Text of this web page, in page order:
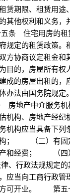
赁期限、租赁用途
其他权利和义务，
住宅用房的租
规定的租赁政策。
双方协商议定租
的，房屋所有权
成的房屋出租的，
办法由国务院规
产中介服务机
估机构、房地产
机构应当具备下
构； （二）有
产和经费； （四
、行政法规规定
应当向工商行政管
方可开业。 第五